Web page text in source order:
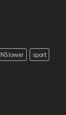
NS lower
sport